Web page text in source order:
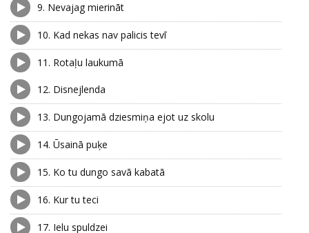
9. Nevajag mierināt
10. Kad nekas nav palicis tevī
11. Rotaļu laukumā
12. Disnejlenda
13. Dungojamā dziesmiņa ejot uz skolu
14. Ūsainā puķe
15. Ko tu dungo savā kabatā
16. Kur tu teci
17. Ielu spuldzei